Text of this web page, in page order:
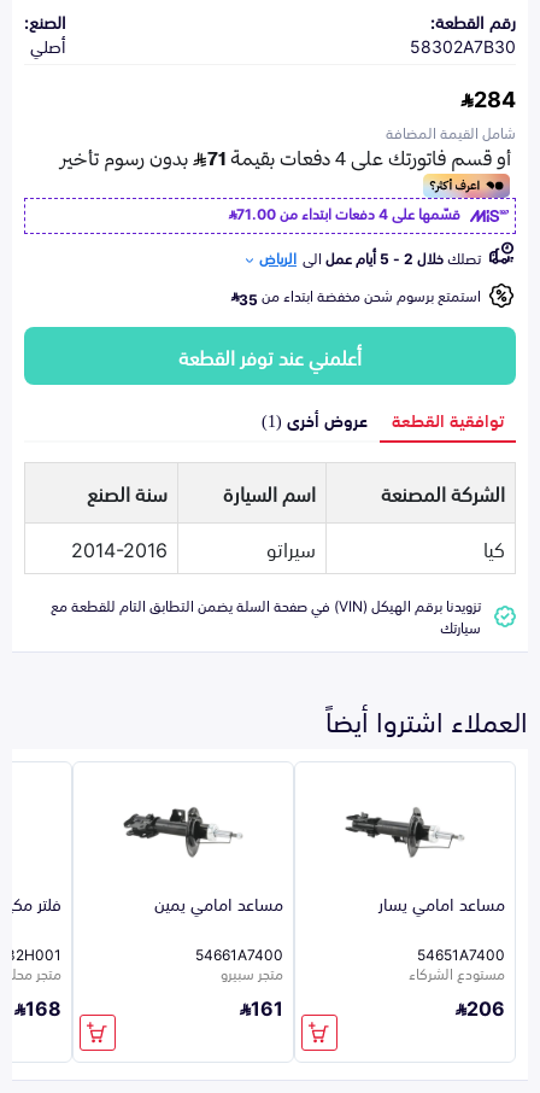
رقم القطعة:
58302A7B30
الصنع:
أصلي
284
شامل القيمة المضافة
قسّمها على 4 دفعات ابتداء من
71.00
تصلكخلال 2 - 5 أيام عمل الى الرياض
استمتع برسوم شحن مخفضة ابتداء من35
أعلمني عند توفر القطعة
توافقية القطعة عروض أخرى (1)
الشركة المصنعة اسم السيارة
سنة الصنع
كيا
سيراتو 2014-2016
تزويدنا برقم الهيكل (VIN) في صفحة السلة يضمن التطابق التام للقطعة مع
سيارتك
العملاء اشتروا أيضاً
مساعد امامي يسار
54651A7400
مستودع الشركاء
206
مساعد امامي يمين
54661A7400
متجر سبيرو
161
فلتر
متجر محلي
168